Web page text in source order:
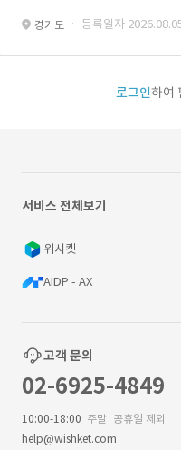
경기도 · 등록일자
로그인하여
서비스 전체보기
위시켓
AIDP - AX
고객 문의
02-6925-4849
10:00-18:00 주말·공휴일 제외
help@wishket.com